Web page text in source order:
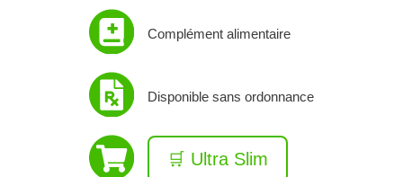
Complément alimentaire
Disponible sans ordonnance
🛒 Ultra Slim